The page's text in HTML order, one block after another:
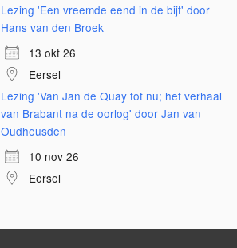
Lezing 'Een vreemde eend in de bijt' door
Hans van den Broek
13 okt 26
Eersel
Lezing 'Van Jan de Quay tot nu; het verhaal
van Brabant na de oorlog' door Jan van
Oudheusden
10 nov 26
Eersel